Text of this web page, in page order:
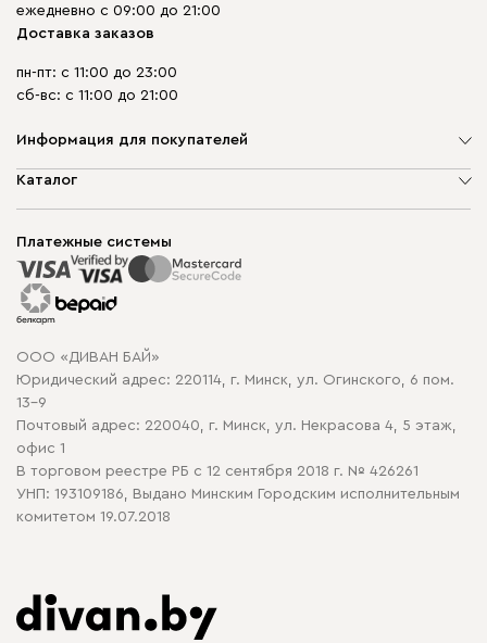
ежедневно с 09:00 до 21:00
Доставка заказов
пн-пт: с 11:00 до 23:00
сб-вс: с 11:00 до 21:00
Информация для покупателей
О компании
Способы оплаты
Рассрочка и кредит
Гарантия
Карта сайта
Политика конфиденциальности
Политика в отношении обработки cookie
Каталог
Корпусная мебель
Распродажа мебели
Платежные системы
ООО «ДИВАН БАЙ»
Юридический адрес: 220114, г. Минск, ул. Огинского, 6 пом.
13-9
Почтовый адрес: 220040, г. Минск, ул. Некрасова 4, 5 этаж,
офис 1
В торговом реестре РБ с 12 сентября 2018 г. № 426261
УНП: 193109186, Выдано Минским Городским исполнительным
комитетом 19.07.2018